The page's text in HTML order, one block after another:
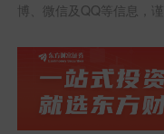
*ST亚士：实
现0.68亿
博、微信及QQ等信息，